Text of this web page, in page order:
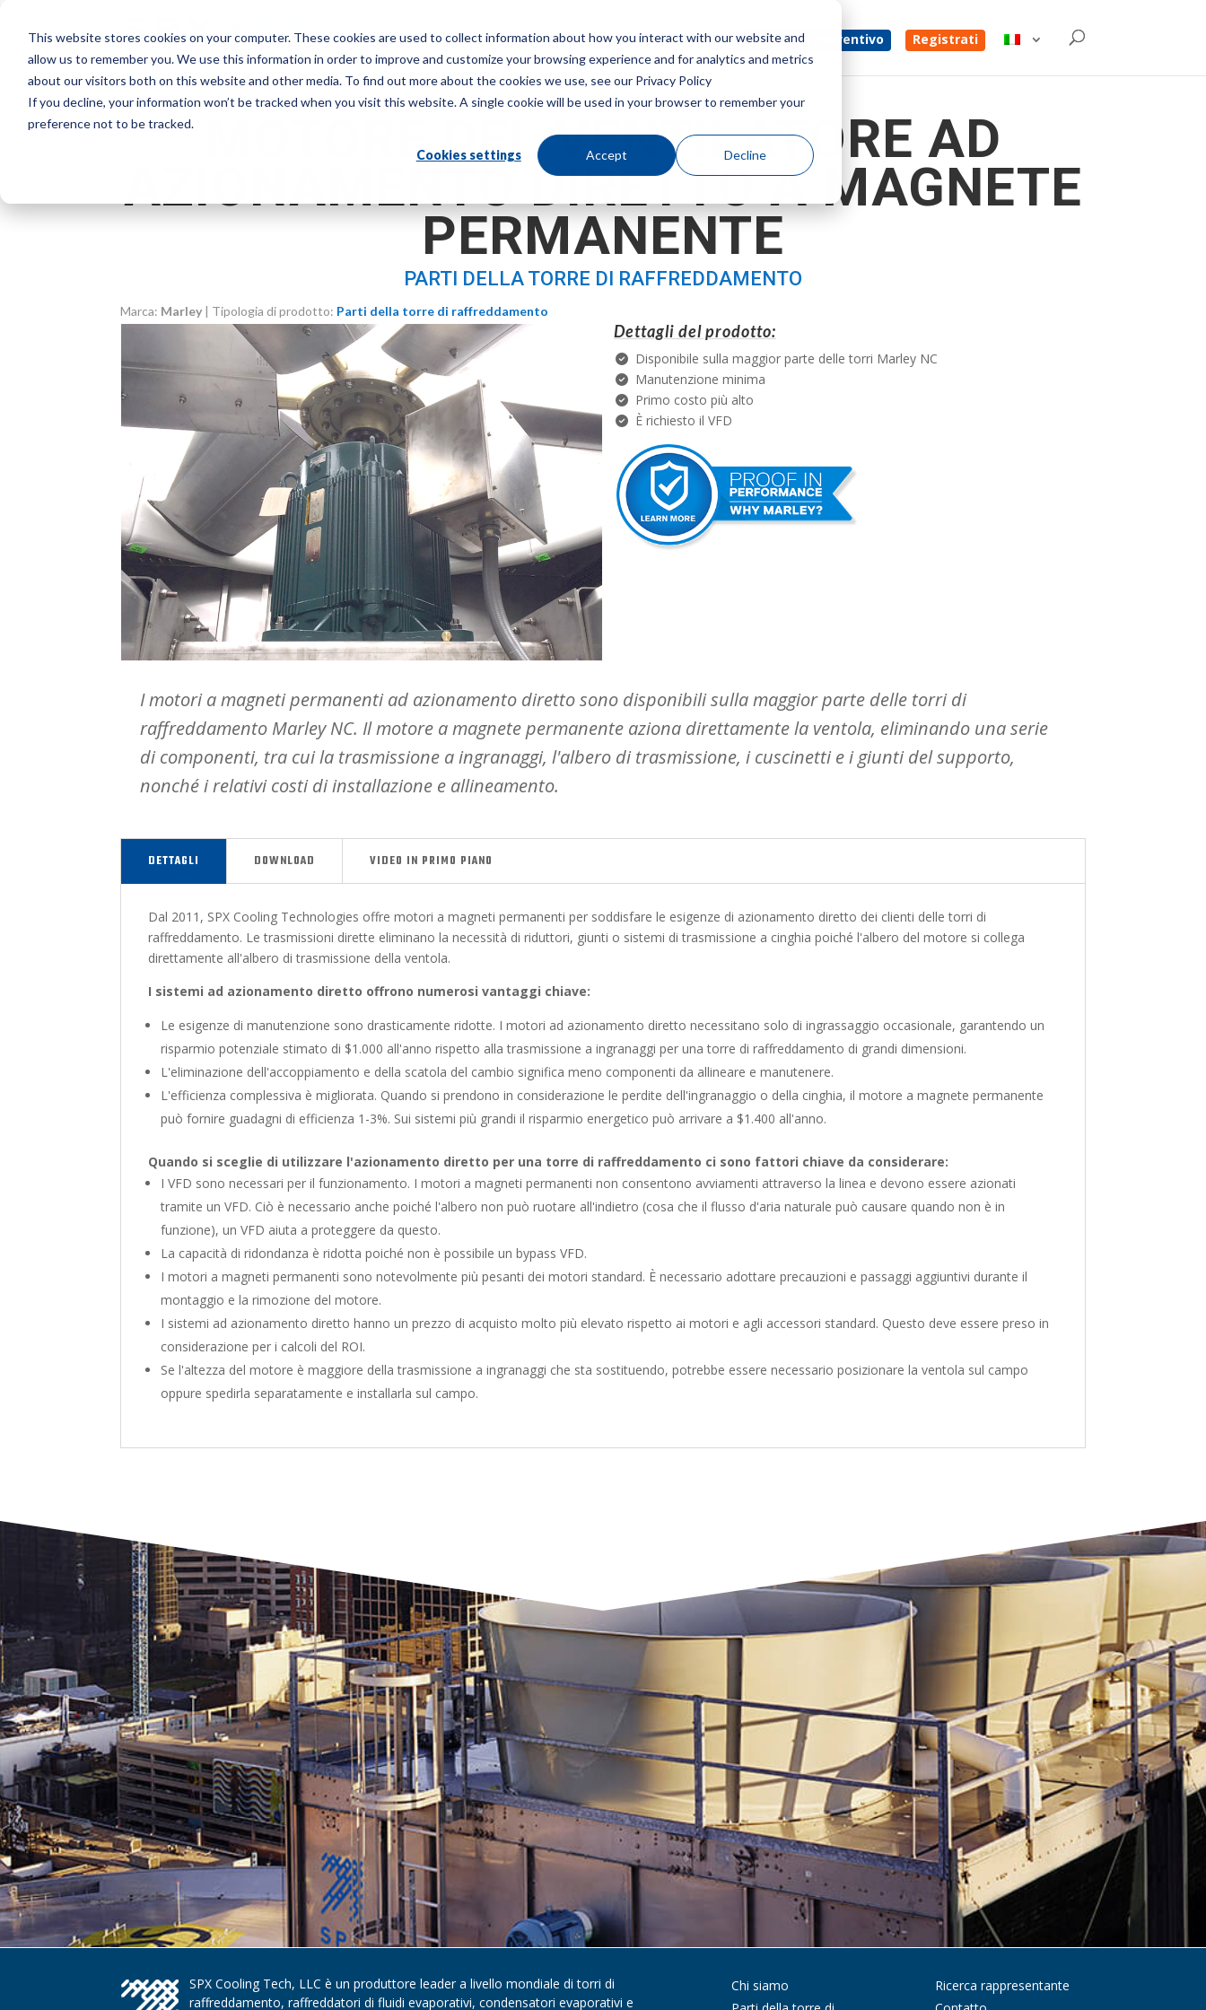
This website stores cookies on your computer. These cookies are used to collect information about how you interact with our website and
allow us to remember you. We use this information in order to improve and customize your browsing experience and for analytics and metrics
about our visitors both on this website and other media. To find out more about the cookies we use, see our Privacy Policy
If you decline, your information won’t be tracked when you visit this website. A single cookie will be used in your browser to remember your
preference not to be tracked.
Cookies settings Accept Decline
Menù Ottieni un preventivo Registrati
MOTORE DEL VENTILATORE AD
AZIONAMENTO DIRETTO A MAGNETE
PERMANENTE
PARTI DELLA TORRE DI RAFFREDDAMENTO
Marca: Marley | Tipologia di prodotto: Parti della torre di raffreddamento
Dettagli del prodotto:
Disponibile sulla maggior parte delle torri Marley NC
Manutenzione minima
Primo costo più alto
È richiesto il VFD
I motori a magneti permanenti ad azionamento diretto sono disponibili sulla maggior parte delle torri di
raffreddamento Marley NC. Il motore a magnete permanente aziona direttamente la ventola, eliminando una serie
di componenti, tra cui la trasmissione a ingranaggi, l'albero di trasmissione, i cuscinetti e i giunti del supporto,
nonché i relativi costi di installazione e allineamento.
DETTAGLI DOWNLOAD VIDEO IN PRIMO PIANO
Dal 2011, SPX Cooling Technologies offre motori a magneti permanenti per soddisfare le esigenze di azionamento diretto dei clienti delle torri di
raffreddamento. Le trasmissioni dirette eliminano la necessità di riduttori, giunti o sistemi di trasmissione a cinghia poiché l'albero del motore si collega
direttamente all'albero di trasmissione della ventola.
I sistemi ad azionamento diretto offrono numerosi vantaggi chiave:
Le esigenze di manutenzione sono drasticamente ridotte. I motori ad azionamento diretto necessitano solo di ingrassaggio occasionale, garantendo un
risparmio potenziale stimato di $1.000 all'anno rispetto alla trasmissione a ingranaggi per una torre di raffreddamento di grandi dimensioni.
L'eliminazione dell'accoppiamento e della scatola del cambio significa meno componenti da allineare e manutenere.
L'efficienza complessiva è migliorata. Quando si prendono in considerazione le perdite dell'ingranaggio o della cinghia, il motore a magnete permanente
può fornire guadagni di efficienza 1-3%. Sui sistemi più grandi il risparmio energetico può arrivare a $1.400 all'anno.
Quando si sceglie di utilizzare l'azionamento diretto per una torre di raffreddamento ci sono fattori chiave da considerare:
I VFD sono necessari per il funzionamento. I motori a magneti permanenti non consentono avviamenti attraverso la linea e devono essere azionati
tramite un VFD. Ciò è necessario anche poiché l'albero non può ruotare all'indietro (cosa che il flusso d'aria naturale può causare quando non è in
funzione), un VFD aiuta a proteggere da questo.
La capacità di ridondanza è ridotta poiché non è possibile un bypass VFD.
I motori a magneti permanenti sono notevolmente più pesanti dei motori standard. È necessario adottare precauzioni e passaggi aggiuntivi durante il
montaggio e la rimozione del motore.
I sistemi ad azionamento diretto hanno un prezzo di acquisto molto più elevato rispetto ai motori e agli accessori standard. Questo deve essere preso in
considerazione per i calcoli del ROI.
Se l'altezza del motore è maggiore della trasmissione a ingranaggi che sta sostituendo, potrebbe essere necessario posizionare la ventola sul campo
oppure spedirla separatamente e installarla sul campo.
SPX Cooling Tech, LLC è un produttore leader a livello mondiale di torri di
raffreddamento, raffreddatori di fluidi evaporativi, condensatori evaporativi e
Chi siamo
Ricerca rappresentante